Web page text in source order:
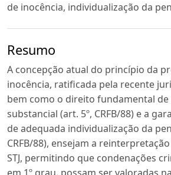
de inocência, individualização da
Resumo
A concepção atual do princípio da
inocência, ratificada pela recente
bem como o direito fundamental
substancial (art. 5º, CRFB/88) e a
de adequada individualização da
CRFB/88), ensejam a
STJ, permitindo que condenações